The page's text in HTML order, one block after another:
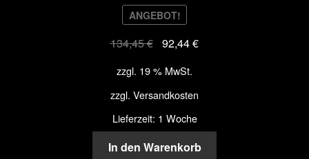
ANGEBOT!
134,45€ 92,44€
zzgl. 19 % MwSt.
zzgl. Versandkosten
Lieferzeit: 1 Woche
In den Warenkorb